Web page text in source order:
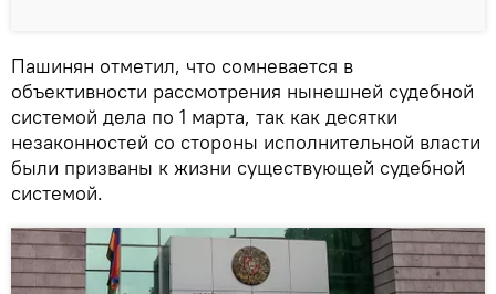
Пашинян отметил, что сомневается в
объективности рассмотрения нынешней судебной
системой дела по 1 марта, так как десятки
незаконностей со стороны исполнительной власти
были призваны к жизни существующей судебной
системой.